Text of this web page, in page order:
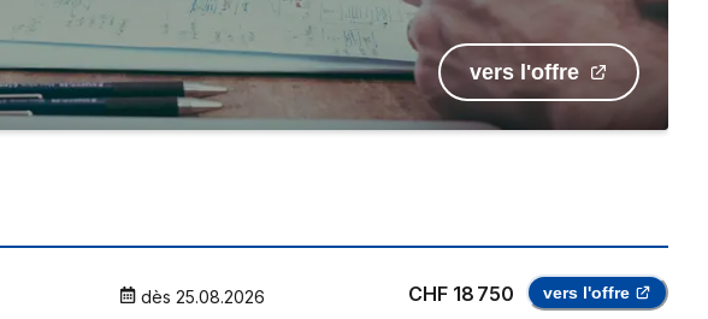
vers l'offre
dès 25.08.2026 CHF 18 750 vers l'offre